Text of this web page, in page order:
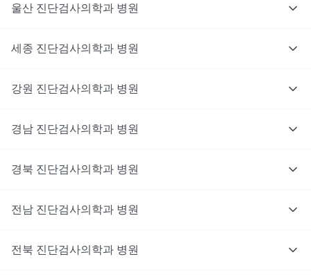
울산 진단검사의학과 병원
세종 진단검사의학과 병원
강원 진단검사의학과 병원
경남 진단검사의학과 병원
경북 진단검사의학과 병원
전남 진단검사의학과 병원
전북 진단검사의학과 병원